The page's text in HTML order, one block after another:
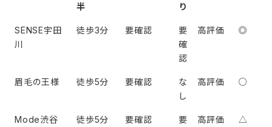
半
り
SENSE宇田
川
徒歩3分 要確認
要
確
認
高評価 ◎
眉毛の王様 徒歩5分 要確認
な
し
高評価 ○
Mode渋谷
徒歩5分
要確認
要
高評価 △